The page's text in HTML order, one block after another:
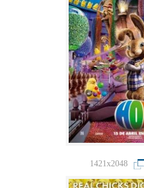
1421x2048